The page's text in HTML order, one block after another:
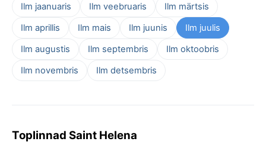
Ilm jaanuaris Ilm veebruaris
Ilm märtsis
Ilm aprillis
Ilm mais Ilm juunis
Ilm juulis
Ilm augustis
Ilm septembris
Ilm oktoobris
Ilm novembris
Ilm detsembris
Toplinnad Saint Helena